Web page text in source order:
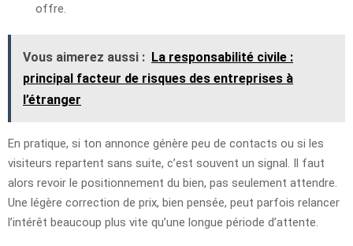
offre.
Vous aimerez aussi : La responsabilité civile :
principal facteur de risques des entreprises à
l’étranger
En pratique, si ton annonce génère peu de contacts ou si les
visiteurs repartent sans suite, c’est souvent un signal. Il faut
alors revoir le positionnement du bien, pas seulement attendre.
Une légère correction de prix, bien pensée, peut parfois relancer
l’intérêt beaucoup plus vite qu’une longue période d’attente.